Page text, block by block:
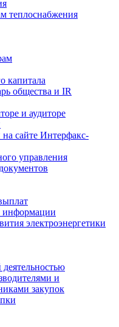
теплоснабжения
капитала
общества и IR
и аудиторе
сайте Интерфакс-
управления
информации
электроэнергетики
и
закупок